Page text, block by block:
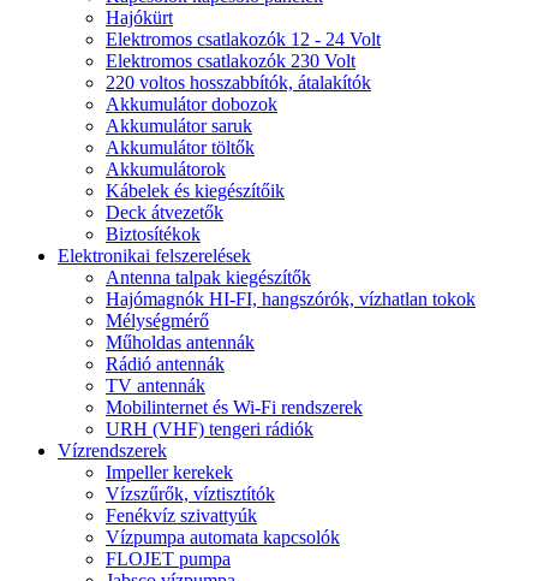
Hajókürt
Elektromos csatlakozók 12 - 24 Volt
Elektromos csatlakozók 230 Volt
220 voltos hosszabbítók, átalakítók
Akkumulátor dobozok
Akkumulátor saruk
Akkumulátor töltők
Akkumulátorok
Kábelek és kiegészítőik
Deck átvezetők
Biztosítékok
Elektronikai felszerelések
Antenna talpak kiegészítők
Hajómagnók HI-FI, hangszórók, vízhatlan tokok
Mélységmérő
Műholdas antennák
Rádió antennák
TV antennák
Mobilinternet és Wi-Fi rendszerek
URH (VHF) tengeri rádiók
Vízrendszerek
Impeller kerekek
Vízszűrők, víztisztítók
Fenékvíz szivattyúk
Vízpumpa automata kapcsolók
FLOJET pumpa